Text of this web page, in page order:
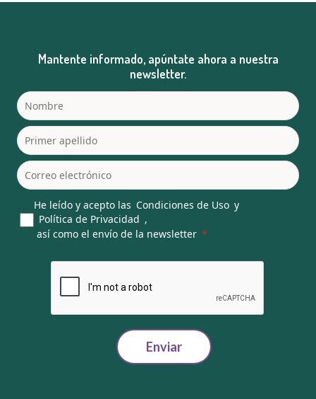
Mantente informado, apúntate ahora a nuestra
newsletter.
He leído y acepto las Condiciones de Uso y
Política de Privacidad ,
así como el envío de la newsletter
Enviar